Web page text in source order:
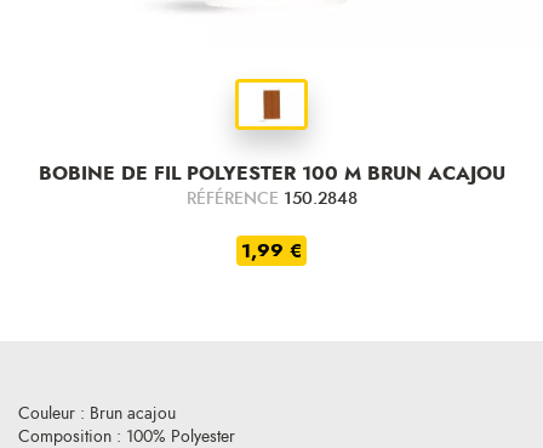
BOBINE DE FIL POLYESTER 100 M BRUN ACAJOU
RÉFÉRENCE 150.2848
1,99 €
Couleur : Brun acajou
Composition : 100% Polyester